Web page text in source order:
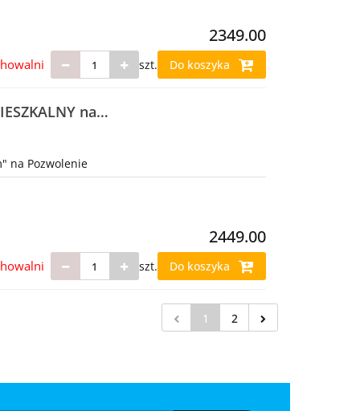
2349.00
szt. Do koszyka
na
na Pozwolenie
2449.00
szt. Do koszyka
1 2